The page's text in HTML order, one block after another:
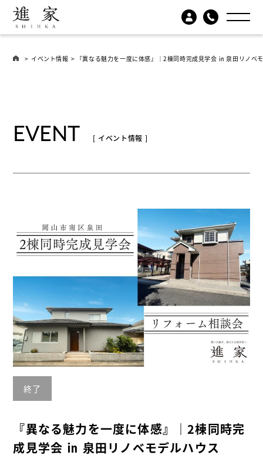
> イベント情報 > 『異なる魅力を一度に体感』｜2棟同時完成見学会 ㏌ 泉田リノベ
EVENT [ イベント情報 ]
終了
『異なる魅力を一度に体感』｜2棟同時完
成見学会 ㏌ 泉田リノベモデルハウス